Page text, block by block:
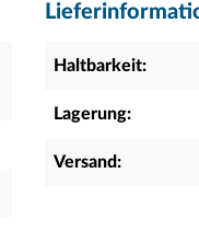
Haltbarkeit:
Lagerung:
Versand: